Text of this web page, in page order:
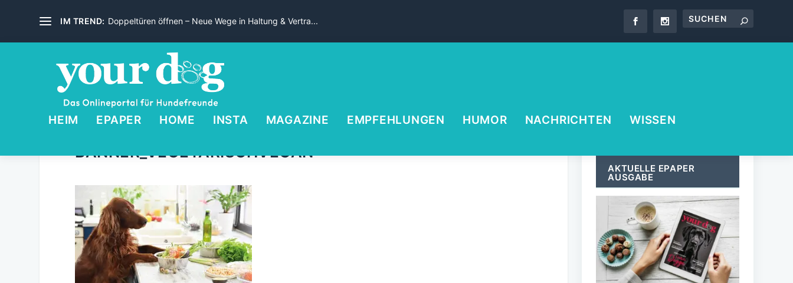
IM TREND: Doppeltüren öffnen – Neue Wege in Haltung & Vertra...
HEIM EPAPER HOME INSTA MAGAZINE EMPFEHLUNGEN HUMOR NACHRICHTEN WISSEN
BANNER_VEGETARISCHVEGAN
AKTUELLE EPAPER
AUSGABE